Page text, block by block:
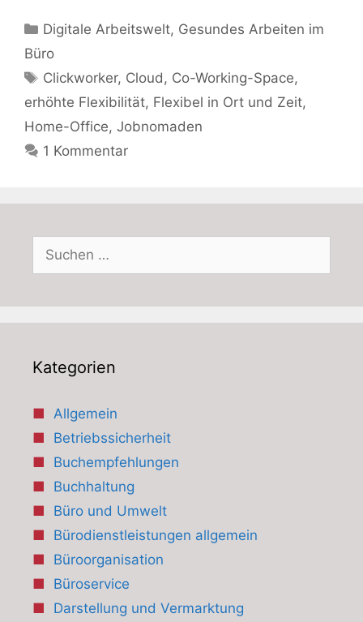
Kategorien
Digitale Arbeitswelt, Gesundes Arbeiten im
Büro
Schlagwörter
Clickworker, Cloud, Co-Working-Space,
erhöhte Flexibilität, Flexibel in Ort und Zeit,
Home-Office, Jobnomaden
1 Kommentar
Suchen
nach:
Kategorien
Allgemein
Betriebssicherheit
Buchempfehlungen
Buchhaltung
Büro und Umwelt
Bürodienstleistungen allgemein
Büroorganisation
Büroservice
Darstellung und Vermarktung